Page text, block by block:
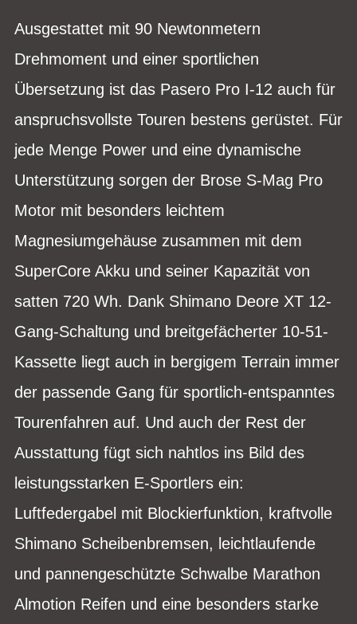
Ausgestattet mit 90 Newtonmetern
Drehmoment und einer sportlichen
Übersetzung ist das Pasero Pro I-12 auch für
anspruchsvollste Touren bestens gerüstet. Für
jede Menge Power und eine dynamische
Unterstützung sorgen der Brose S-Mag Pro
Motor mit besonders leichtem
Magnesiumgehäuse zusammen mit dem
SuperCore Akku und seiner Kapazität von
satten 720 Wh. Dank Shimano Deore XT 12-
Gang-Schaltung und breitgefächerter 10-51-
Kassette liegt auch in bergigem Terrain immer
der passende Gang für sportlich-entspanntes
Tourenfahren auf. Und auch der Rest der
Ausstattung fügt sich nahtlos ins Bild des
leistungsstarken E-Sportlers ein:
Luftfedergabel mit Blockierfunktion, kraftvolle
Shimano Scheibenbremsen, leichtlaufende
und pannengeschützte Schwalbe Marathon
Almotion Reifen und eine besonders starke